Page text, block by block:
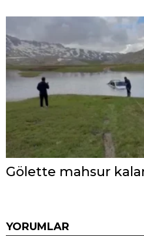
Gölette mahsur
YORUMLAR